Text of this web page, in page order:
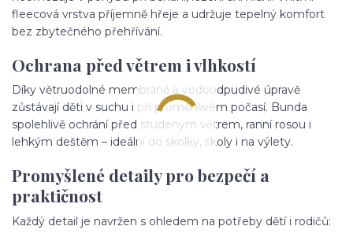
fleecová vrstva příjemně hřeje a udržuje tepelný komfort
bez zbytečného přehřívání.
Ochrana před větrem i vlhkostí
Díky větruodolné membráně a vodoodpudivé úpravě
zůstávají děti v suchu i při proměnlivém počasí. Bunda
spolehlivě ochrání před studeným větrem, ranní rosou i
lehkým deštěm – ideální do školky, školy i na výlety.
Promyšlené detaily pro bezpečí a
praktičnost
Každý detail je navržen s ohledem na potřeby dětí i rodičů: